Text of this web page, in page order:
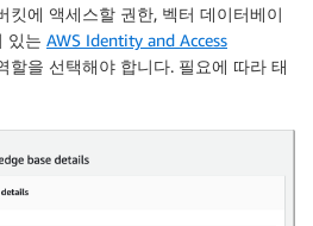
킷에 액세스할 권한, 벡터 데이터베이
있는 AWS Identity and Access
할을 선택해야 합니다. 필요에 따라 태